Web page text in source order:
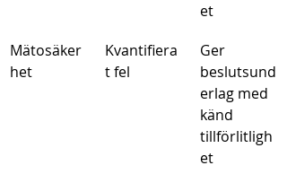
et
Mätosäker
het
Kvantifiera
t fel
Ger
beslutsund
erlag med
känd
tillförlitligh
et